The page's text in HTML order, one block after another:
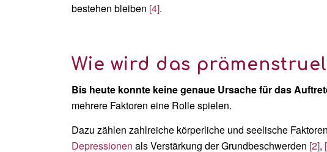
bestehen bleiben [4].
Wie wird das
Bis heute konnte keine genaue Ursache für das
mehrere Faktoren eine Rolle spielen.
Dazu zählen zahlreiche körperliche und seelische
Depressionen als Verstärkung der Grundbeschwerden [2],